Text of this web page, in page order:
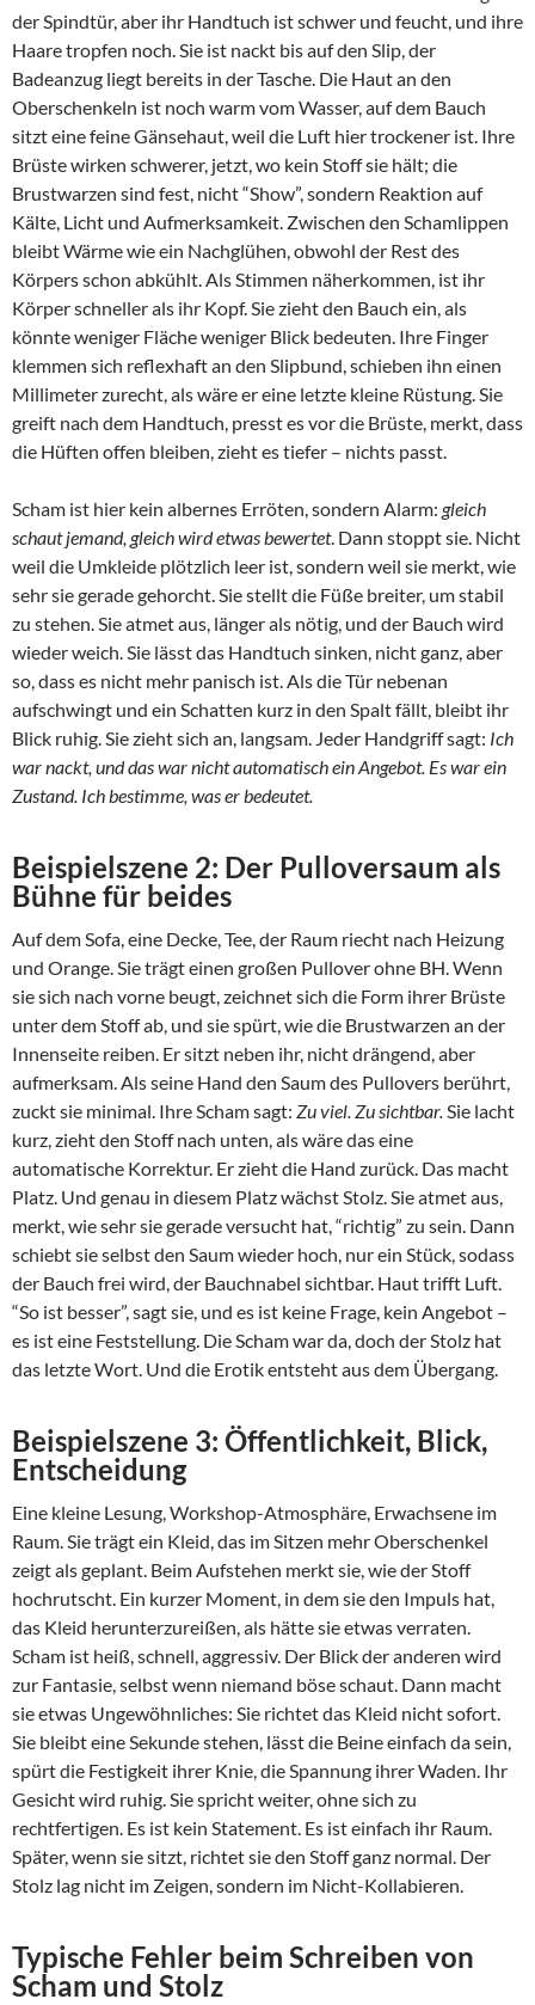
der Spindtür, aber ihr Handtuch ist schwer und feucht, und ihre
Haare tropfen noch. Sie ist nackt bis auf den Slip, der
Badeanzug liegt bereits in der Tasche. Die Haut an den
Oberschenkeln ist noch warm vom Wasser, auf dem Bauch
sitzt eine feine Gänsehaut, weil die Luft hier trockener ist. Ihre
Brüste wirken schwerer, jetzt, wo kein Stoff sie hält; die
Brustwarzen sind fest, nicht “Show”, sondern Reaktion auf
Kälte, Licht und Aufmerksamkeit. Zwischen den Schamlippen
bleibt Wärme wie ein Nachglühen, obwohl der Rest des
Körpers schon abkühlt. Als Stimmen näherkommen, ist ihr
Körper schneller als ihr Kopf. Sie zieht den Bauch ein, als
könnte weniger Fläche weniger Blick bedeuten. Ihre Finger
klemmen sich reflexhaft an den Slipbund, schieben ihn einen
Millimeter zurecht, als wäre er eine letzte kleine Rüstung. Sie
greift nach dem Handtuch, presst es vor die Brüste, merkt, dass
die Hüften offen bleiben, zieht es tiefer – nichts passt.
Scham ist hier kein albernes Erröten, sondern Alarm: gleich
schaut jemand, gleich wird etwas bewertet. Dann stoppt sie. Nicht
weil die Umkleide plötzlich leer ist, sondern weil sie merkt, wie
sehr sie gerade gehorcht. Sie stellt die Füße breiter, um stabil
zu stehen. Sie atmet aus, länger als nötig, und der Bauch wird
wieder weich. Sie lässt das Handtuch sinken, nicht ganz, aber
so, dass es nicht mehr panisch ist. Als die Tür nebenan
aufschwingt und ein Schatten kurz in den Spalt fällt, bleibt ihr
Blick ruhig. Sie zieht sich an, langsam. Jeder Handgriff sagt: Ich
war nackt, und das war nicht automatisch ein Angebot. Es war ein
Zustand. Ich bestimme, was er bedeutet.
Beispielszene 2: Der Pulloversaum als
Bühne für beides
Auf dem Sofa, eine Decke, Tee, der Raum riecht nach Heizung
und Orange. Sie trägt einen großen Pullover ohne BH. Wenn
sie sich nach vorne beugt, zeichnet sich die Form ihrer Brüste
unter dem Stoff ab, und sie spürt, wie die Brustwarzen an der
Innenseite reiben. Er sitzt neben ihr, nicht drängend, aber
aufmerksam. Als seine Hand den Saum des Pullovers berührt,
zuckt sie minimal. Ihre Scham sagt: Zu viel. Zu sichtbar.Sie lacht
kurz, zieht den Stoff nach unten, als wäre das eine
automatische Korrektur. Er zieht die Hand zurück. Das macht
Platz. Und genau in diesem Platz wächst Stolz. Sie atmet aus,
merkt, wie sehr sie gerade versucht hat, “richtig” zu sein. Dann
schiebt sie selbst den Saum wieder hoch, nur ein Stück, sodass
der Bauch frei wird, der Bauchnabel sichtbar. Haut trifft Luft.
“So ist besser”, sagt sie, und es ist keine Frage, kein Angebot –
es ist eine Feststellung. Die Scham war da, doch der Stolz hat
das letzte Wort. Und die Erotik entsteht aus dem Übergang.
Beispielszene 3: Öffentlichkeit, Blick,
Entscheidung
Eine kleine Lesung, Workshop-Atmosphäre, Erwachsene im
Raum. Sie trägt ein Kleid, das im Sitzen mehr Oberschenkel
zeigt als geplant. Beim Aufstehen merkt sie, wie der Stoff
hochrutscht. Ein kurzer Moment, in dem sie den Impuls hat,
das Kleid herunterzureißen, als hätte sie etwas verraten.
Scham ist heiß, schnell, aggressiv. Der Blick der anderen wird
zur Fantasie, selbst wenn niemand böse schaut. Dann macht
sie etwas Ungewöhnliches: Sie richtet das Kleid nicht sofort.
Sie bleibt eine Sekunde stehen, lässt die Beine einfach da sein,
spürt die Festigkeit ihrer Knie, die Spannung ihrer Waden. Ihr
Gesicht wird ruhig. Sie spricht weiter, ohne sich zu
rechtfertigen. Es ist kein Statement. Es ist einfach ihr Raum.
Später, wenn sie sitzt, richtet sie den Stoff ganz normal. Der
Stolz lag nicht im Zeigen, sondern im Nicht-Kollabieren.
Typische Fehler beim Schreiben von
Scham und Stolz